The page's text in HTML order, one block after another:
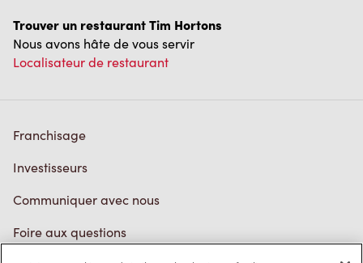
Trouver un restaurant Tim Hortons
Nous avons hâte de vous servir
Localisateur de restaurant
Franchisage
Investisseurs
Communiquer avec nous
Foire aux questions